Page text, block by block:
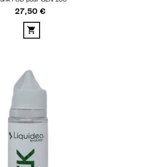
Prix
27,50 €